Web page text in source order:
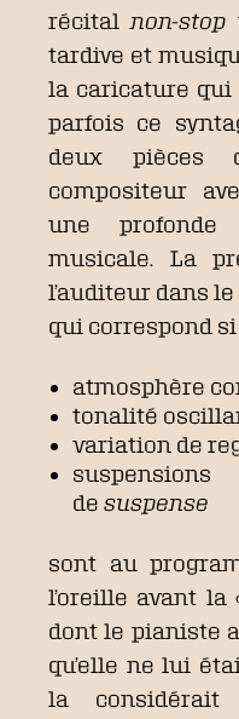
récital non-stop
tardive et
la caricature qui
parfois ce
deux pièces
compositeur
une
musicale. La
l’auditeur dans
qui correspond
atmosphère
tonalité
variation de
de suspense
sont au
l’oreille avant la
dont le pianiste
qu’elle ne lui
la